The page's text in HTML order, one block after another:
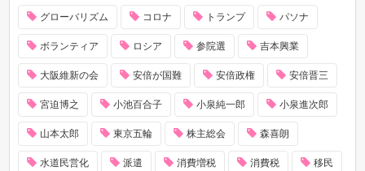
グローバリズム コロナ トランプ パソナ
ボランティア ロシア 参院選 吉本興業
大阪維新の会 安倍が国難 安倍政権 安倍晋三
宮迫博之 小池百合子 小泉純一郎 小泉進次郎
山本太郎 東京五輪 株主総会 森喜朗
水道民営化 派遣 消費増税 消費税 移民